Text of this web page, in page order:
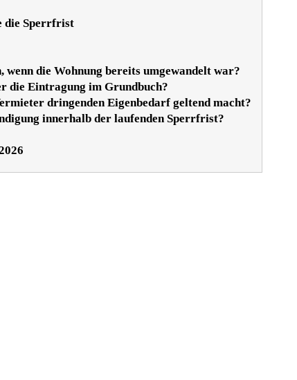
die Sperrfrist
die Wohnung bereits umgewandelt war?
die Eintragung im Grundbuch?
dringenden Eigenbedarf geltend macht?
innerhalb der laufenden Sperrfrist?